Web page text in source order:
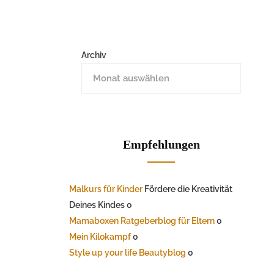
Archiv
Empfehlungen
Malkurs für Kinder Fördere die Kreativität
Deines Kindes 0
Mamaboxen Ratgeberblog für Eltern0
Mein Kilokampf0
Style up your life Beautyblog 0